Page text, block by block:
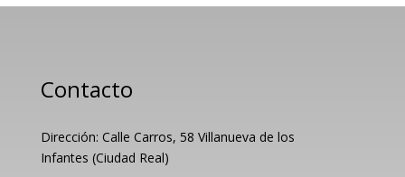
Contacto
Dirección: Calle Carros, 58 Villanueva de los
Infantes (Ciudad Real)